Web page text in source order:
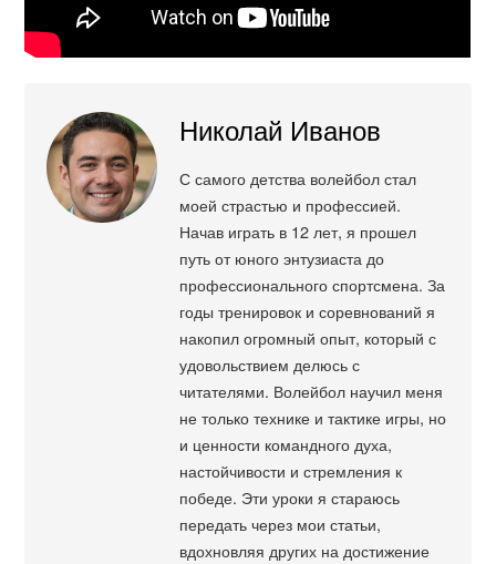
Николай Иванов
С самого детства волейбол стал
моей страстью и профессией.
Начав играть в 12 лет, я прошел
путь от юного энтузиаста до
профессионального спортсмена. За
годы тренировок и соревнований я
накопил огромный опыт, который с
удовольствием делюсь с
читателями. Волейбол научил меня
не только технике и тактике игры, но
и ценности командного духа,
настойчивости и стремления к
победе. Эти уроки я стараюсь
передать через мои статьи,
вдохновляя других на достижение